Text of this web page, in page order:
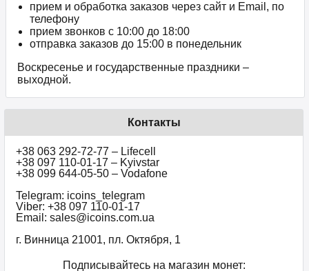
прием и обработка заказов через сайт и Email, по
телефону
прием звонков c 10:00 до 18:00
отправка заказов до 15:00 в понедельник
Воскресенье и государственные праздники –
выходной.
Контакты
+38 063 292-72-77 – Lifecell
+38 097 110-01-17 – Kyivstar
+38 099 644-05-50 – Vodafone
Telegram: icoins_telegram
Viber: +38 097 110-01-17
Email: sales@icoins.com.ua
г. Винница 21001, пл. Октября, 1
Подписывайтесь на магазин монет: